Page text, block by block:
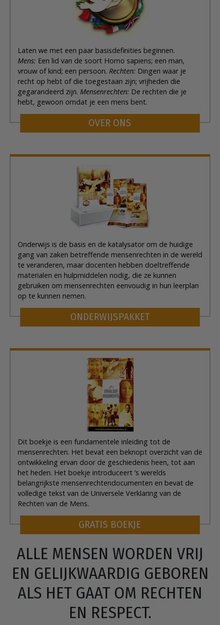
Laten we met een paar basisdefinities beginnen.
Mens: Een lid van de soort Homo sapiens; een man,
vrouw of kind; een persoon. Rechten: Dingen waar je
recht op hebt of die toegestaan zijn; vrijheden die
gegarandeerd zijn. Mensenrechten: De rechten die je
hebt, gewoon omdat je een mens bent.
OVER ONS
Onderwijs is de basis en de katalysator om de huidige
gang van zaken betreffende mensenrechten in de wereld
te veranderen, maar docenten hebben doeltreffende
materialen en hulpmiddelen nodig, die ze kunnen
gebruiken om mensenrechten eenvoudig in hun leerplan
op te kunnen nemen.
ONDERWIJSPAKKET
Dit boekje is een fundamentele inleiding tot de
mensenrechten. Het bevat een beknopt overzicht van de
ontwikkeling ervan door de geschiedenis heen, tot aan
het heden. Het boekje introduceert ’s werelds
belangrijkste mensenrechtendocumenten en bevat de
volledige tekst van de Universele Verklaring van de
Rechten van de Mens.
GRATIS BOEKJE
ALLE MENSEN WORDEN VRIJ
EN GELIJKWAARDIG GEBOREN
ALS HET GAAT OM RECHTEN
EN RESPECT.